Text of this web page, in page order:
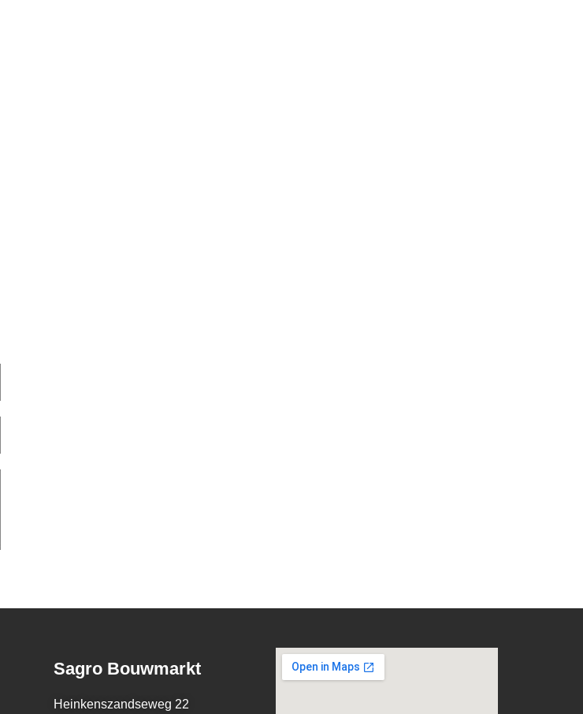
Sagro Bouwmarkt
Heinkenszandseweg 22